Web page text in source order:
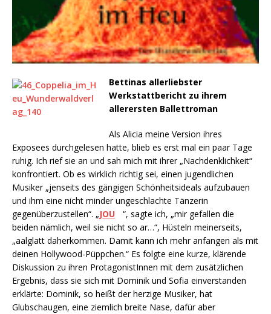
Bettinas allerliebster
Werkstattbericht zu ihrem
allerersten Ballettroman
Als Alicia meine Version ihres
Exposees durchgelesen hatte, blieb es erst mal ein paar Tage
ruhig. Ich rief sie an und sah mich mit ihrer „Nachdenklichkeit“
konfrontiert. Ob es wirklich richtig sei, einen jugendlichen
Musiker „jenseits des gängigen Schönheitsideals aufzubauen
und ihm eine nicht minder ungeschlachte Tänzerin
gegenüberzustellen“. „JOU
“, sagte ich, „mir gefallen die
beiden nämlich, weil sie nicht so ar…“, Hüsteln meinerseits,
„aalglatt daherkommen. Damit kann ich mehr anfangen als mit
deinen Hollywood-Püppchen.“ Es folgte eine kurze, klärende
Diskussion zu ihren ProtagonistInnen mit dem zusätzlichen
Ergebnis, dass sie sich mit Dominik und Sofia einverstanden
erklärte: Dominik, so heißt der herzige Musiker, hat
Glubschaugen, eine ziemlich breite Nase, dafür aber